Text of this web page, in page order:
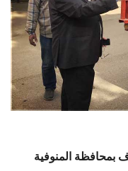
بمحافظة المنوفية